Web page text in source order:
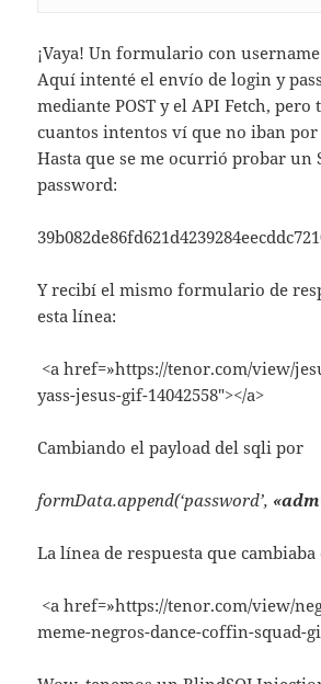
¡Vaya! Un formulario con
Aquí intenté el envío de login y
mediante POST y el API Fetch, pero
cuantos intentos ví que no iban
Hasta que se me ocurrió probar un
password:
Y recibí el mismo formulario de
esta línea:
<a href=»https://tenor.com/view/
yass-jesus-gif-14042558″></a>
Cambiando el payload del sqli por
formData.append(‘password’,
La línea de respuesta que cambiaba
<a href=»https://tenor.com/view/
meme-negros-dance-coffin-squad-